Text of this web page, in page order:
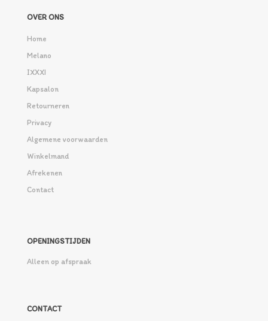
OVER ONS
Home
Melano
IXXXI
Kapsalon
Retourneren
Privacy
Algemene voorwaarden
Winkelmand
Afrekenen
Contact
OPENINGSTIJDEN
Alleen op afspraak
CONTACT